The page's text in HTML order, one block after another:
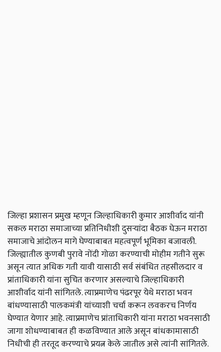
जिल्हा प्रशासन प्रमुख म्हणून जिल्हाधिकारी कुमार आशीर्वाद यांनी
सकल मराठा समाजाच्या प्रतिनिधीशी दुसऱ्यांदा बैठक घेऊन मराठा
समाजाचे आंदोलन मागे घेण्याबाबत महत्वपूर्ण भूमिका बजावली.
जिल्ह्यातील कुणबी पुरावे नोंदी गोळा करण्याची मोहीम गतीने सुरू
असून त्यात अधिक गती यावी यासाठी सर्व संबंधित तहसीलदार व
प्रांताधिकारी यांना सुचित करणार असल्याचे जिल्हाधिकारी
आशीर्वाद यांनी सांगितले. त्याप्रमाणेच पंढरपूर येथे मराठा भवन
बांधण्यासाठी पालकमंत्री यांच्याशी चर्चा करून लवकरच निर्णय
घेण्यात येणार आहे. त्याप्रमाणेच प्रांताधिकारी यांना मराठा भवनसाठी
जागा शोधण्याबाबत ही कळविण्यात आले असून बांधकामासाठी
निधीची ही तरतूद करण्याचे प्रयत्न केले जातील असे त्यांनी सांगितले.